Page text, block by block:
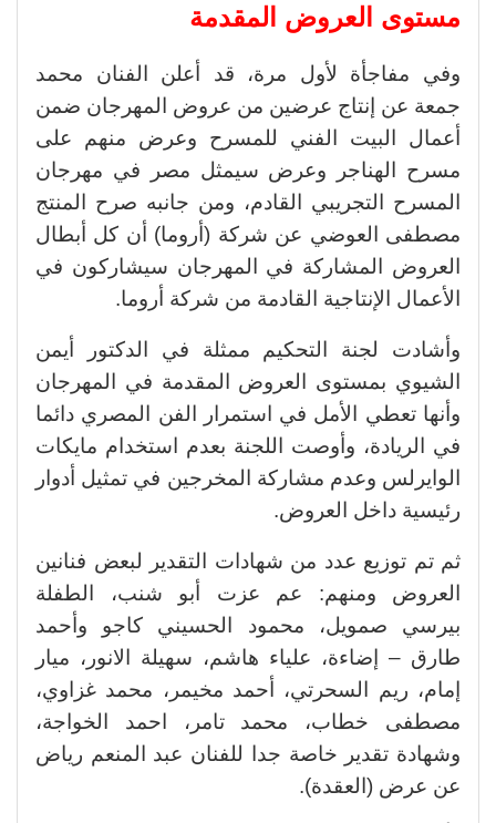
مستوى العروض المقدمة
وفي مفاجأة لأول مرة، قد أعلن الفنان محمد
جمعة عن إنتاج عرضين من عروض المهرجان ضمن
أعمال البيت الفني للمسرح وعرض منهم على
مسرح الهناجر وعرض سيمثل مصر في مهرجان
المسرح التجريبي القادم، ومن جانبه صرح المنتج
مصطفى العوضي عن شركة (أروما) أن كل أبطال
العروض المشاركة في المهرجان سيشاركون في
الأعمال الإنتاجية القادمة من شركة أروما.
وأشادت لجنة التحكيم ممثلة في الدكتور أيمن
الشيوي بمستوى العروض المقدمة في المهرجان
وأنها تعطي الأمل في استمرار الفن المصري دائما
في الريادة، وأوصت اللجنة بعدم استخدام مايكات
الوايرلس وعدم مشاركة المخرجين في تمثيل أدوار
رئيسية داخل العروض.
ثم تم توزيع عدد من شهادات التقدير لبعض فنانين
العروض ومنهم: عم عزت أبو شنب، الطفلة
بيرسي صمويل، محمود الحسيني كاجو وأحمد
طارق – إضاءة، علياء هاشم، سهيلة الانور، ميار
إمام، ريم السحرتي، أحمد مخيمر، محمد غزاوي،
مصطفى خطاب، محمد تامر، احمد الخواجة،
وشهادة تقدير خاصة جدا للفنان عبد المنعم رياض
عن عرض (العقدة).